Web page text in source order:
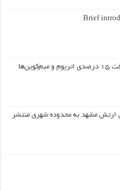
Brief
ارتش مشهد به محدوده شهری منتشر